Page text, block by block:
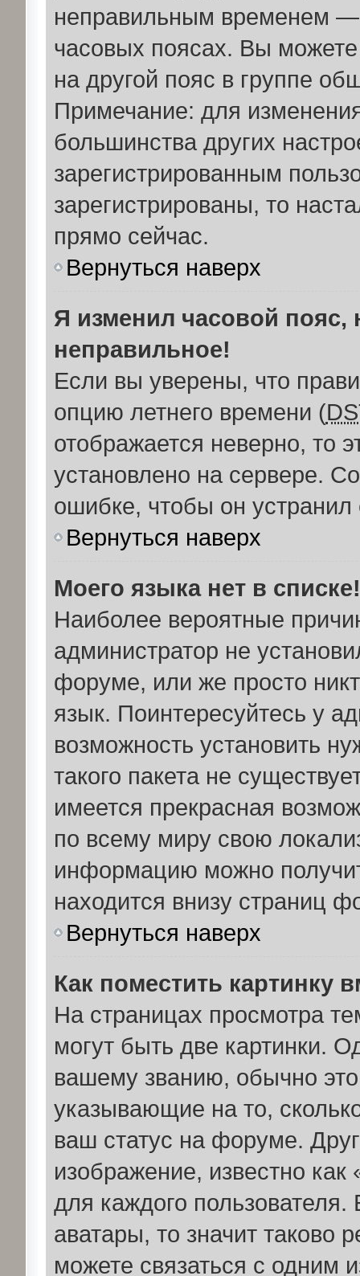
неправильным временем —
часовых поясах. Вы
на другой пояс в группе
Примечание: для
большинства других
зарегистрированным
зарегистрированы, то
прямо сейчас.
Вернуться наверх
Я изменил часовой пояс,
неправильное!
Если вы уверены, что
опцию летнего времени (
отображается неверно, то
установлено на сервере.
ошибке, чтобы он устранил
Вернуться наверх
Моего языка нет в списке!
Наиболее вероятные
администратор не
форуме, или же просто
язык. Поинтересуйтесь у
возможность установить
такого пакета не
имеется прекрасная
по всему миру свою
информацию можно
находится внизу страниц
Вернуться наверх
Как поместить картинку
На страницах просмотра
могут быть две картинки.
вашему званию, обычно это
указывающие на то,
ваш статус на форуме.
изображение, известно
для каждого
аватары, то значит
можете связаться с одним